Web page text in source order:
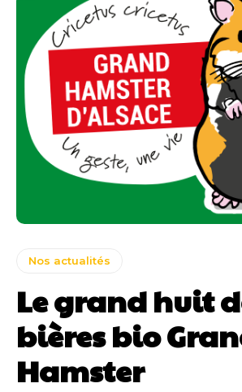
Nos actualités
Le grand huit
bières bio
Hamster